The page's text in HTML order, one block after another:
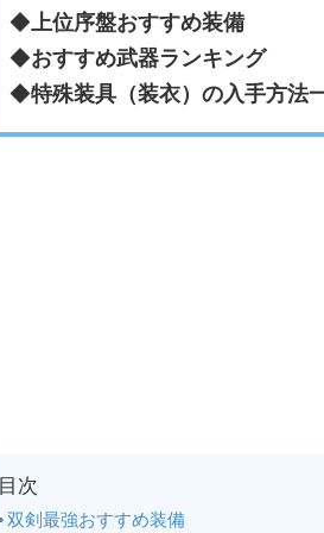
◆ 上位序盤おすすめ装備
◆おすすめ武器ランキング
◆特殊装具（装衣）の入手方法
目次
双剣最強おすすめ装備